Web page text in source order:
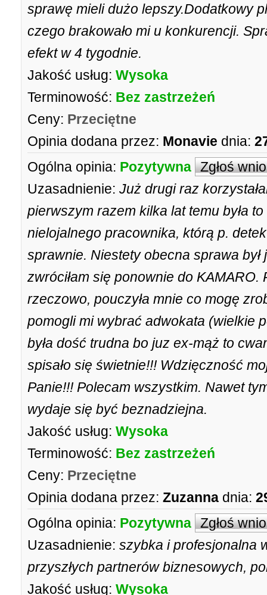
sprawę mieli dużo lepszy.Dodatkowy
czego brakowało mi u konkurencji.
efekt w 4 tygodnie.
Jakość usług: Wysoka
Terminowość: Bez zastrzeżeń
Ceny: Przeciętne
Opinia dodana przez: Monavie dnia:
Ogólna opinia: Pozytywna Zgłoś
Uzasadnienie: Już drugi raz
pierwszym razem kilka lat temu była
nielojalnego pracownika, którą p.
sprawnie. Niestety obecna sprawa
zwróciłam się ponownie do KAMARO.
rzeczowo, pouczyła mnie co mogę
pomogli mi wybrać adwokata (wielkie
była dość trudna bo juz ex-mąż to
spisało się świetnie!!! Wdzięczność
Panie!!! Polecam wszystkim. Nawet
wydaje się być beznadziejna.
Jakość usług: Wysoka
Terminowość: Bez zastrzeżeń
Ceny: Przeciętne
Opinia dodana przez: Zuzanna dnia:
Ogólna opinia: Pozytywna Zgłoś
Uzasadnienie: szybka i profesjonalna
przyszłych partnerów biznesowych,
Jakość usług: Wysoka